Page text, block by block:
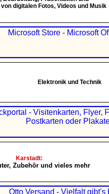
digitalen Fotos, Videos und Musik
Elektronik und Technik
Karstadt:
Zubehör und vieles mehr